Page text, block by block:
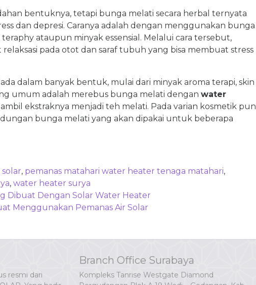
bentuknya, tetapi bunga melati secara herbal ternyata
dan depresi. Caranya adalah dengan menggunakan bunga
ataupun minyak essensial. Melalui cara tersebut,
pada otot dan saraf tubuh yang bisa membuat stress
dalam banyak bentuk, mulai dari minyak aroma terapi, skin
umum adalah merebus bunga melati dengan water
ekstraknya menjadi teh melati. Pada varian kosmetik pun
bunga melati yang akan dipakai untuk beberapa
, pemanas matahari water heater tenaga matahari,
, water heater surya
Dibuat Dengan Solar Water Heater
Menggunakan Pemanas Air Solar
resmi dari
Branch Office Surabaya
Kompleks Tanrise Westgate Diamond